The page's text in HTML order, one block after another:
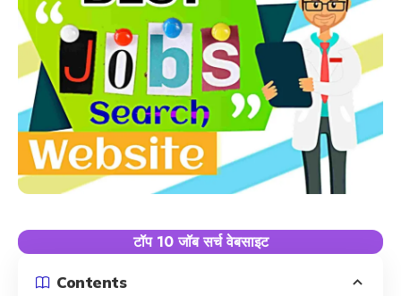
टॉप 10 जॉब सर्च वेबसाइट
Contents